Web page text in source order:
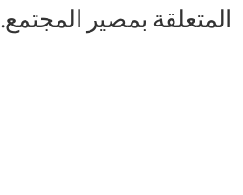
المتعلقة بمصير المجتمع.